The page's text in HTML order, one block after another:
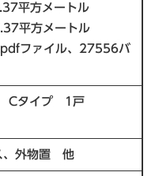
平方メートル
平方メートル
ファイル、27556バ
タイプ 1戸
、外物置 他